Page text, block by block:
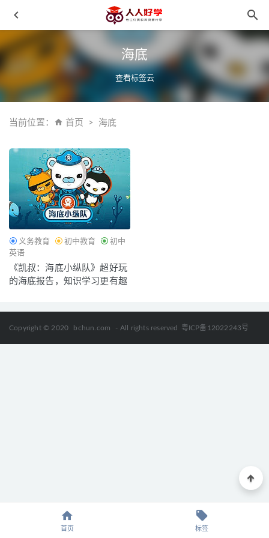
海底
查看标签云
当前位置： 首页 海底
义务教育 初中教育
初中
英语
《凯叔：海底小纵队》超好玩
的海底报告，知识学习更有趣
Copyright © 2020 bchun.com - All rights reserved 粤ICP备12022243号
2021-10-07
《萌芽研究所：父母必修亲子教养课》聚焦50位世界名人育
儿秘笈 2020-09-26
《英美经典英语儿歌分级唱》第一阶段~第三阶段 MP3音频
百度云网盘下载 2021-11-23
陈美龄《直通顶级名校的36种教育法》【完结】MP3格式
2021-01-28
《10段缠绵温婉的宋词故事 – 词牌记事》 MP4视频格式 百
首页 标签